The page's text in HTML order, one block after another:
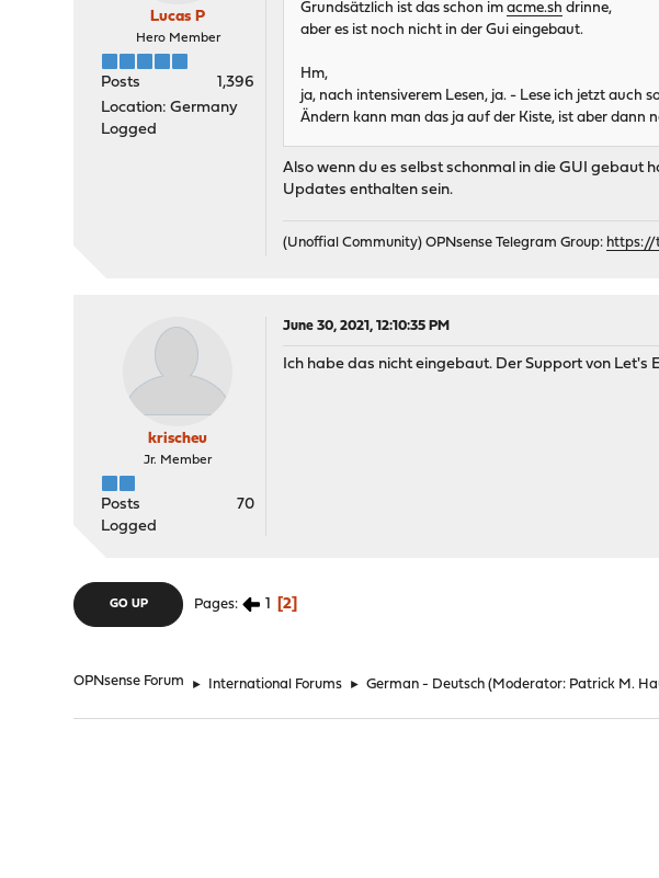
Lucas P
Hero Member
Posts
1,396
Location: Germany
Logged
Grundsätzlich ist das schon imacme.sh drinne,
aber es ist noch nicht in der Gui eingebaut.
Hm,
ja, nach intensiverem Lesen, ja. - Lese ich jetzt auch
Ändern kann man das ja auf der Kiste, ist aber dann
Also wenn du es selbst schonmal in die GUI gebaut
Updates enthalten sein.
(Unoffial Community) OPNsense Telegram Group: https://
krischeu
Jr. Member
Posts
70
Logged
June 30, 2021, 12:10:35 PM
Ich habe das nicht eingebaut. Der Support von
GO UP Pages 1 2
OPNsense Forum ► International Forums ► German - Deutsch (Moderator: Patrick M.